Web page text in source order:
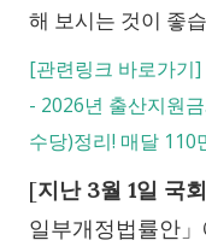
해 보시는 것이 좋
[관련링크 바로가기]
- 2026년 출산지원
수당)정리! 매달 110
[지난 3월 1일 국
일부개정법률안